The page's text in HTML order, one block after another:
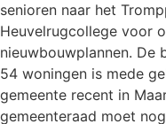
senioren naar het
Heuvelrugcollege voor
nieuwbouwplannen.
54 woningen is mede
gemeente recent in
gemeenteraad moet